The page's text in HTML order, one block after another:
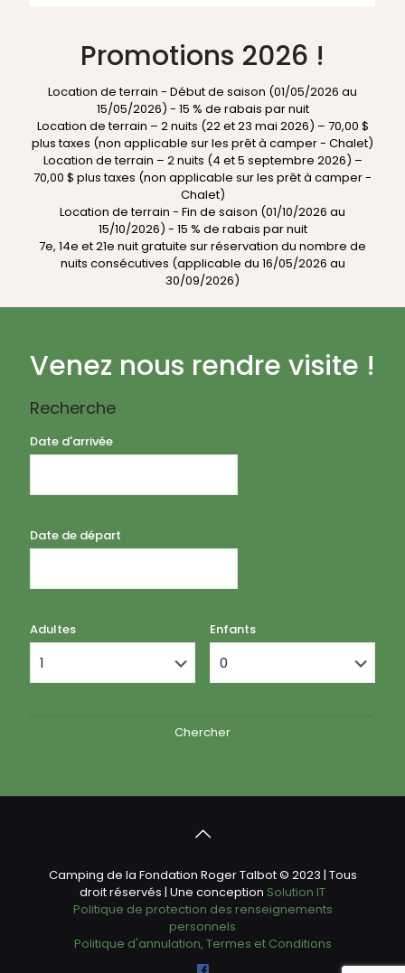
Promotions 2026 !
Location de terrain - Début de saison (01/05/2026 au
15/05/2026) - 15 % de rabais par nuit
Location de terrain – 2 nuits (22 et 23 mai 2026) – 70,00 $
plus taxes (non applicable sur les prêt à camper - Chalet)
Location de terrain – 2 nuits (4 et 5 septembre 2026) –
70,00 $ plus taxes (non applicable sur les prêt à camper -
Chalet)
Location de terrain - Fin de saison (01/10/2026 au
15/10/2026) - 15 % de rabais par nuit
7e, 14e et 21e nuit gratuite sur réservation du nombre de
nuits consécutives (applicable du 16/05/2026 au
30/09/2026)
Venez nous rendre visite !
Recherche
Date d'arrivée
Date de départ
Adultes Enfants
Camping de la Fondation Roger Talbot © 2023 | Tous
droit réservés | Une conception Solution IT
Politique de protection des renseignements
personnels
Politique d'annulation, Termes et Conditions